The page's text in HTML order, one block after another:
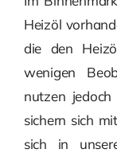
Heizöl
die den
wenigen
nutzen
sichern sich
sich in